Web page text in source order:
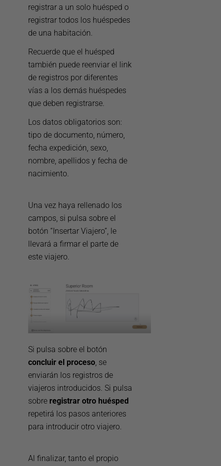
registrar a un solo huésped o
registrar todos los huéspedes
de una habitación.
Recuerde que el huésped
también puede reenviar el link
de registros por diferentes
vías a los demás huéspedes
que deben registrarse.
Los datos obligatorios son:
tipo de documento, número,
fecha expedición, sexo,
nombre, apellidos y fecha de
nacimiento.
Una vez haya rellenado los
campos, si pulsa sobre el
botón “Insertar Viajero”, le
llevará a firmar el parte de
este viajero.
Si pulsa sobre el botón
concluir el proceso, se
enviarán los registros de
viajeros introducidos. Si pulsa
sobre registrar otro huésped
repetirá los pasos anteriores
para introducir otro viajero.
Al finalizar, tanto el propio